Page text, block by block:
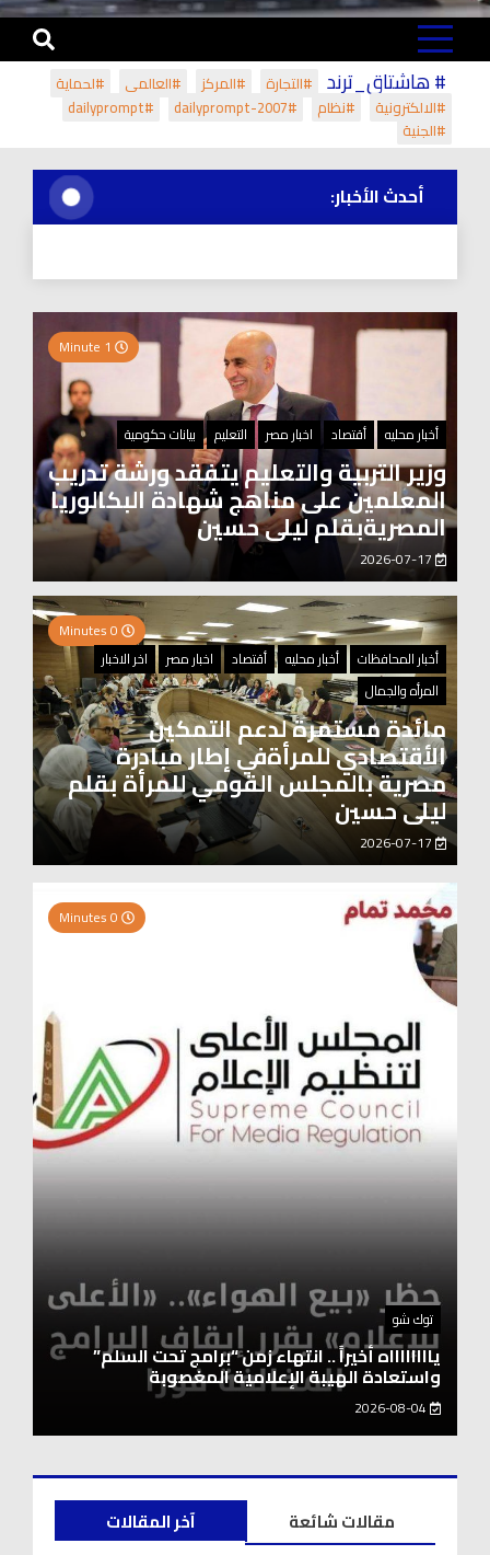
# هاشتاق_ترند #التجارة #المركز #العالمي
#لحماية
#الالكترونية
#نظام #dailyprompt-2007
#dailyprompt
#الجنية
أحدث الأخبار:
أخبار محليه أقتصاد اخبار مصر التعليم بيانات حكومية
وزير التربية والتعليم يتفقد ورشة تدريب
المعلمين على مناهج شهادة البكالوريا
المصريةبقلم ليلى حسين
أخبار المحافظات
أخبار محليه أقتصاد اخبار مصر
اخر الاخبار
المرأه والجمال
مائدة مستمرة لدعم التمكين
الأقتصادي للمرأةفي إطار مبادرة
مصرية بالمجلس القومي للمرأة بقلم
ليلى حسين
2026-07-17
أخبار المحافظات
نقيب العلوم الصحية: العنصر البشري هو أساس
التطورات التكنولوجية
آخر المقالات
مقالات شائعة